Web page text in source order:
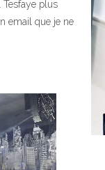
Tesfaye plus
email que je ne